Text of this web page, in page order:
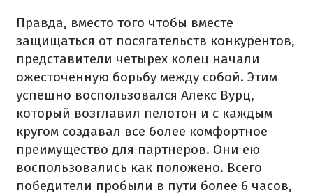
Правда, вместо того чтобы вместе
защищаться от посягательств конкурентов,
представители четырех колец начали
ожесточенную борьбу между собой. Этим
успешно воспользовался Алекс Вурц,
который возглавил пелотон и с каждым
кругом создавал все более комфортное
преимущество для партнеров. Они ею
воспользовались как положено. Всего
победители пробыли в пути более 6 часов,